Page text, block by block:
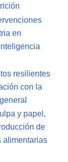
en
resilientes
con la
y papel,
de
alimentarias